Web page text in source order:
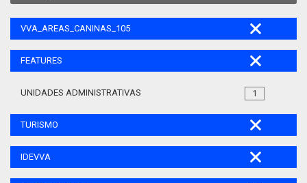
VVA_AREAS_CANINAS_105
FEATURES
1
UNIDADES ADMINISTRATIVAS
TURISMO
IDEVVA